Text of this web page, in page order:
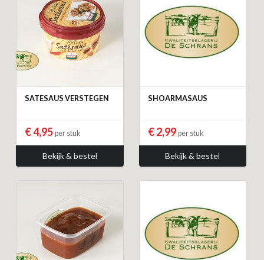
SATESAUS VERSTEGEN
€ 4,95 per stuk
Bekijk & bestel
SHOARMASAUS
€ 2,99 per stuk
Bekijk & bestel